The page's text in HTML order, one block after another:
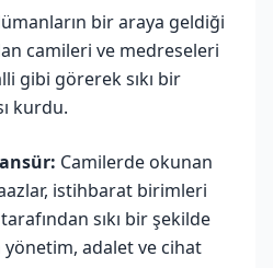
bir araya geldiği
camileri ve medreseleri
gibi görerek sıkı bir
kurdu.
Camilerde okunan
istihbarat birimleri
sıkı bir şekilde
yönetim, adalet ve cihat